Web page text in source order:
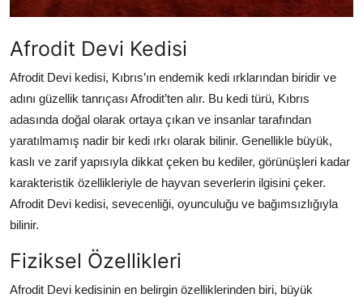
Afrodit Devi Kedisi
Afrodit Devi kedisi, Kıbrıs’ın endemik kedi ırklarından biridir ve
adını güzellik tanrıçası Afrodit’ten alır. Bu kedi türü, Kıbrıs
adasında doğal olarak ortaya çıkan ve insanlar tarafından
yaratılmamış nadir bir kedi ırkı olarak bilinir. Genellikle büyük,
kaslı ve zarif yapısıyla dikkat çeken bu kediler, görünüşleri kadar
karakteristik özellikleriyle de hayvan severlerin ilgisini çeker.
Afrodit Devi kedisi, sevecenliği, oyunculuğu ve bağımsızlığıyla
bilinir.
Fiziksel Özellikleri
Afrodit Devi kedisinin en belirgin özelliklerinden biri, büyük